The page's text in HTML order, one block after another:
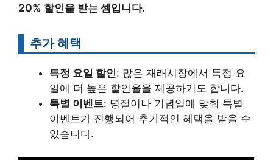
20% 할인을 받는 셈입니다.
추가 혜택
특정 요일 할인: 많은 재래시장에서 특정 요
일에 더 높은 할인율을 제공하기도 합니다.
특별 이벤트: 명절이나 기념일에 맞춰 특별
이벤트가 진행되어 추가적인 혜택을 받을 수
있습니다.